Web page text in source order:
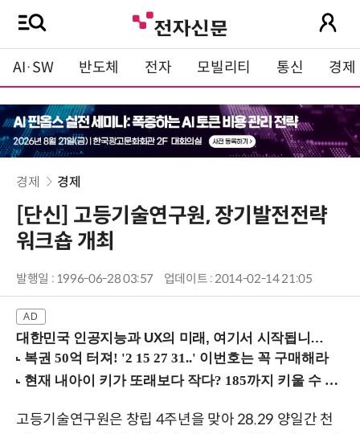
AI·SW 반도체 전자 모빌리티 통신 경제
경제 경제
[단신] 고등기술연구원, 장기발전전략
워크숍 개최
발행일 : 1996-06-28 03:57 업데이트 : 2014-02-14 21:05
대한민국 인공지능과 UX의 미래, 여기서 시작됩니다! (9/2 강남역)
고등기술연구원은 창립 4주년을 맞아 28.29 양일간 천